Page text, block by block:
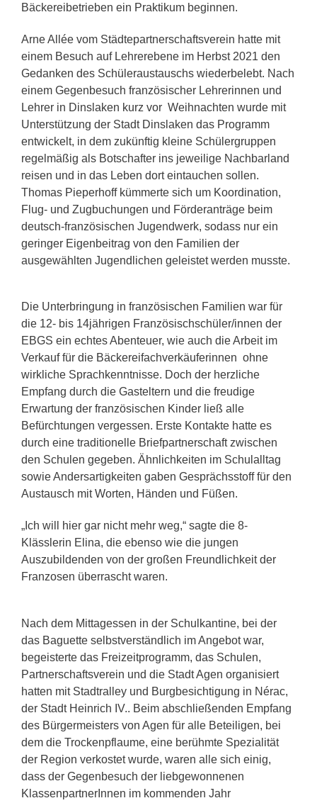
Bäckereibetrieben ein Praktikum beginnen.
Arne Allée vom Städtepartnerschaftsverein hatte mit
einem Besuch auf Lehrerebene im Herbst 2021 den
Gedanken des Schüleraustauschs wiederbelebt. Nach
einem Gegenbesuch französischer Lehrerinnen und
Lehrer in Dinslaken kurz vor Weihnachten wurde mit
Unterstützung der Stadt Dinslaken das Programm
entwickelt, in dem zukünftig kleine Schülergruppen
regelmäßig als Botschafter ins jeweilige Nachbarland
reisen und in das Leben dort eintauchen sollen.
Thomas Pieperhoff kümmerte sich um Koordination,
Flug- und Zugbuchungen und Förderanträge beim
deutsch-französischen Jugendwerk, sodass nur ein
geringer Eigenbeitrag von den Familien der
ausgewählten Jugendlichen geleistet werden musste.
Die Unterbringung in französischen Familien war für
die 12- bis 14jährigen Französischschüler/innen der
EBGS ein echtes Abenteuer, wie auch die Arbeit im
Verkauf für die Bäckereifachverkäuferinnen ohne
wirkliche Sprachkenntnisse. Doch der herzliche
Empfang durch die Gasteltern und die freudige
Erwartung der französischen Kinder ließ alle
Befürchtungen vergessen. Erste Kontakte hatte es
durch eine traditionelle Briefpartnerschaft zwischen
den Schulen gegeben. Ähnlichkeiten im Schulalltag
sowie Andersartigkeiten gaben Gesprächsstoff für den
Austausch mit Worten, Händen und Füßen.
„Ich will hier gar nicht mehr weg,“ sagte die 8-
Klässlerin Elina, die ebenso wie die jungen
Auszubildenden von der großen Freundlichkeit der
Franzosen überrascht waren.
Nach dem Mittagessen in der Schulkantine, bei der
das Baguette selbstverständlich im Angebot war,
begeisterte das Freizeitprogramm, das Schulen,
Partnerschaftsverein und die Stadt Agen organisiert
hatten mit Stadtralley und Burgbesichtigung in Nérac,
der Stadt Heinrich IV.. Beim abschließenden Empfang
des Bürgermeisters von Agen für alle Beteiligen, bei
dem die Trockenpflaume, eine berühmte Spezialität
der Region verkostet wurde, waren alle sich einig,
dass der Gegenbesuch der liebgewonnenen
KlassenpartnerInnen im kommenden Jahr